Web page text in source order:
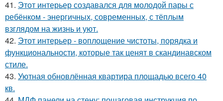
41. Этот интерьер создавался для молодой пары с
ребёнком - энергичных, современных, с тёплым
взглядом на жизнь и уют.
42. Этот интерьер - воплощение чистоты, порядка и
функциональности, которые так ценят в скандинавском
стиле.
43. Уютная обновлённая квартира площадью всего 40
кв.